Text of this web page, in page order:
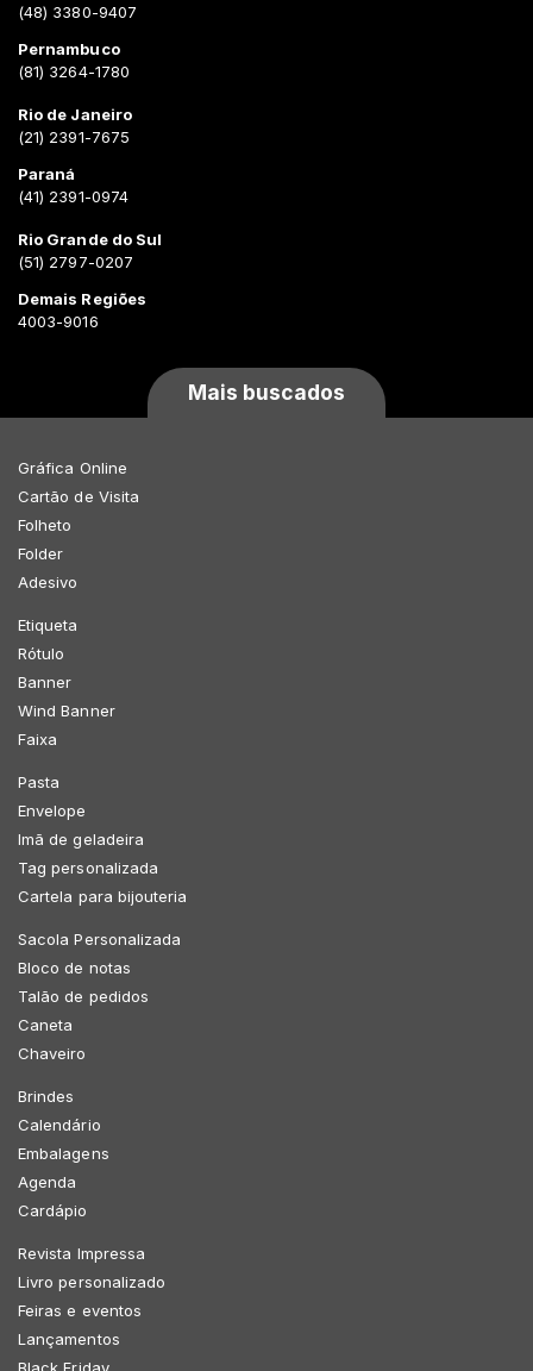
(48) 3380-9407
Pernambuco
(81) 3264-1780
Rio de Janeiro
(21) 2391-7675
Paraná
(41) 2391-0974
Rio Grande do Sul
(51) 2797-0207
Demais Regiões
4003-9016
Mais buscados
Gráfica Online
Cartão de Visita
Folheto
Folder
Adesivo
Etiqueta
Rótulo
Banner
Wind Banner
Faixa
Pasta
Envelope
Imã de geladeira
Tag personalizada
Cartela para bijouteria
Sacola Personalizada
Bloco de notas
Talão de pedidos
Caneta
Chaveiro
Brindes
Calendário
Embalagens
Agenda
Cardápio
Revista Impressa
Livro personalizado
Feiras e eventos
Lançamentos
Black Friday